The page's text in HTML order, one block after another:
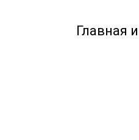
Главная